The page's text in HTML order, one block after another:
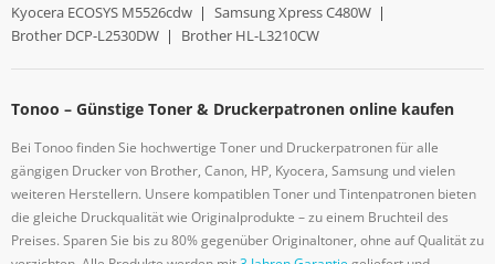
Kyocera ECOSYS M5526cdw | Samsung Xpress C480W |
Brother DCP-L2530DW | Brother HL-L3210CW
Tonoo – Günstige Toner & Druckerpatronen online kaufen
Bei Tonoo finden Sie hochwertige Toner und Druckerpatronen für alle
gängigen Drucker von Brother, Canon, HP, Kyocera, Samsung und vielen
weiteren Herstellern. Unsere kompatiblen Toner und Tintenpatronen bieten
die gleiche Druckqualität wie Originalprodukte – zu einem Bruchteil des
Preises. Sparen Sie bis zu 80% gegenüber Originaltoner, ohne auf Qualität zu